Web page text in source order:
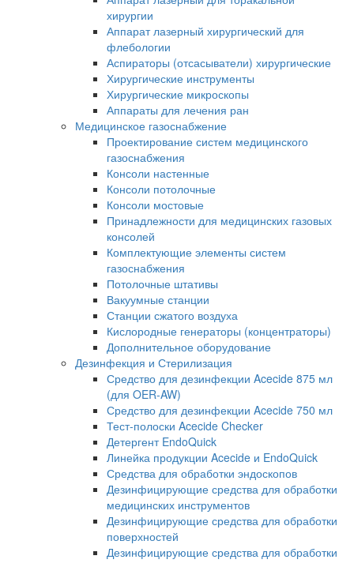
хирургии
Аппарат лазерный хирургический для
флебологии
Аспираторы (отсасыватели) хирургические
Хирургические инструменты
Хирургические микроскопы
Аппараты для лечения ран
Медицинское газоснабжение
Проектирование систем медицинского
газоснабжения
Консоли настенные
Консоли потолочные
Консоли мостовые
Принадлежности для медицинских газовых
консолей
Комплектующие элементы систем
газоснабжения
Потолочные штативы
Вакуумные станции
Станции сжатого воздуха
Кислородные генераторы (концентраторы)
Дополнительное оборудование
Дезинфекция и Стерилизация
Средство для дезинфекции Acecide 875 мл
(для OER-AW)
Средство для дезинфекции Acecide 750 мл
Тест-полоски Acecide Checker
Детергент EndoQuick
Линейка продукции Acecide и EndoQuick
Средства для обработки эндоскопов
Дезинфицирующие средства для обработки
медицинских инструментов
Дезинфицирующие средства для обработки
поверхностей
Дезинфицирующие средства для обработки